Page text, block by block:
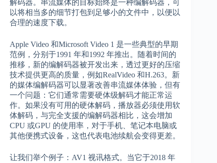
解码器。串流媒体的目标始终是一种编解码器，可
以将相当多的细节打包到足够小的文件中，以便以
合理的速度下载。
Apple Video 和Microsoft Video 1 是一些典型的早期
范例，分别于1991 年和1992 年推出。随着时间的
推移，新的编解码器被开发出来，透过更好的压缩
技术提供更高的质量，例如RealVideo 和H.263。新
的媒体编解码器可以显著改善串流媒体体验，但有
一个问题：它们通常需要硬体级解码才能正常运
作。如果没有可用的硬体解码，播放器必须使用软
体解码，与完全支援的编解码器相比，这会增加
CPU 或GPU 的使用率，对于手机、笔记本电脑或
其他便携式设备，这也代表电池续航会变得更差。
让我们举个例子：AV1 视讯格式。当它于2018 年